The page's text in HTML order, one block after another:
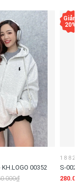
00352
S-